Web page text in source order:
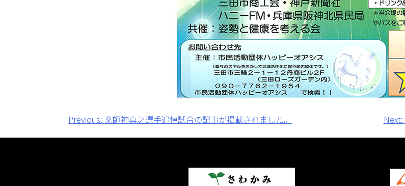
投
稿
Previous: 薬師神真之選手追悼試合の記事が掲載されました。 Next: